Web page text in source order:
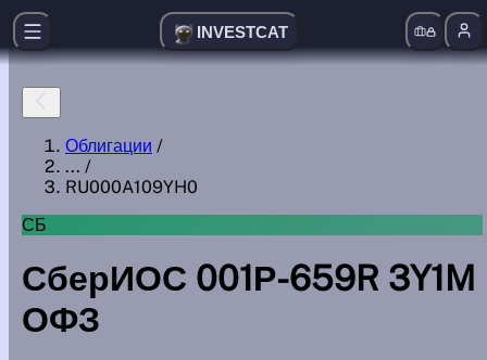
INVESTCAT
Облигации /
... /
RU000A109YH0
СБ
СберИОС 001Р-659R 3Y1M
ОФЗ